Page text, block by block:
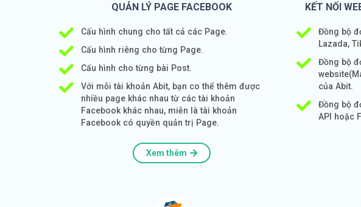
QUẢN LÝ PAGE FACEBOOK
Cấu hình chung cho tất cả các Page.
Cấu hình riêng cho từng Page.
Cấu hình cho từng bài Post.
Với mỗi tài khoản Abit, bạn co thể thêm được
nhiều page khác nhau từ các tài khoản
Facebook khác nhau, miễn là tài khoản
Facebook có quyền quản trị Page.
Xem thêm
KẾT NỐI
Đồng bộ
Lazada,
Đồng bộ
của Abit.
Đồng bộ
API hoặc